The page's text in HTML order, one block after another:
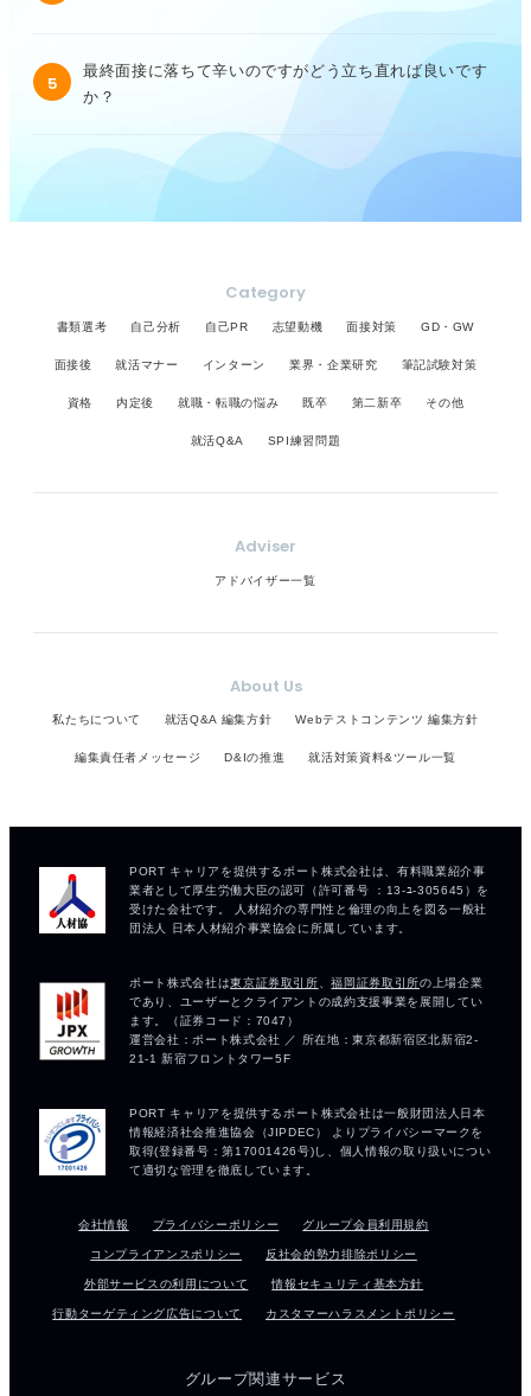
5
最終面接に落ちて辛いのですがどう立ち直れば良いです
か？
Category
書類選考 自己分析 自己PR 志望動機 面接対策 GD・GW
面接後 就活マナー インターン 業界・企業研究 筆記試験対策
資格 内定後 就職・転職の悩み 既卒 第二新卒 その他
就活Q&A SPI練習問題
Adviser
アドバイザー一覧
About Us
私たちについて 就活Q&A 編集方針 Webテストコンテンツ 編集方針
編集責任者メッセージ D&Iの推進 就活対策資料&ツール一覧
会社情報 プライバシーポリシー グループ会員利用規約
コンプライアンスポリシー 反社会的勢力排除ポリシー
外部サービスの利用について 情報セキュリティ基本方針
行動ターゲティング広告について カスタマーハラスメントポリシー